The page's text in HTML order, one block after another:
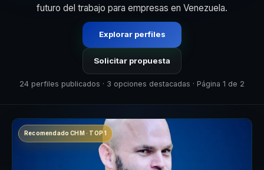
futuro del trabajo para empresas en Venezuela.
Explorar perfiles
Solicitar propuesta
24 perfiles publicados · 3 opciones destacadas · Página 1 de 2
Recomendado CHM · TOP 1